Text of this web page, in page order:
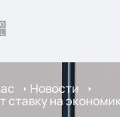
Новости
ставку на